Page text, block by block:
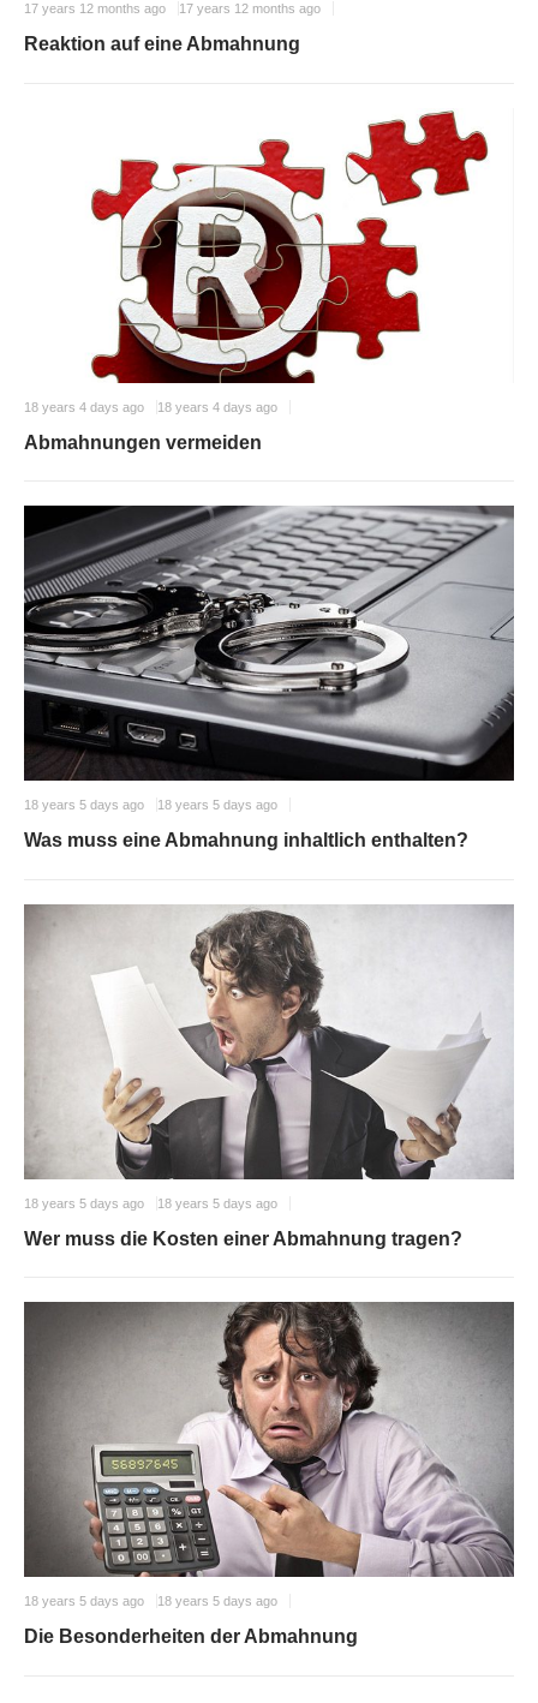
17 years 12 months ago 17 years 12 months ago
Reaktion auf eine Abmahnung
18 years 4 days ago 18 years 4 days ago
Abmahnungen vermeiden
18 years 5 days ago 18 years 5 days ago
Was muss eine Abmahnung inhaltlich enthalten?
18 years 5 days ago 18 years 5 days ago
Wer muss die Kosten einer Abmahnung tragen?
18 years 5 days ago 18 years 5 days ago
Die Besonderheiten der Abmahnung